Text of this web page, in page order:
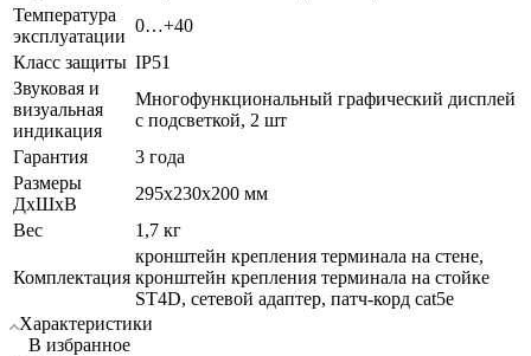
Температура
эксплуатации
0…+40
Класс защиты IP51
Звуковая и
визуальная
индикация
Многофункциональный графический дисплей
с подсветкой, 2 шт
Гарантия
3 года
Размеры
ДхШхВ
295х230х200 мм
Вес
1,7 кг
Комплектация
кронштейн крепления терминала на стене,
кронштейн крепления терминала на стойке
ST4D, сетевой адаптер, патч-корд cat5е
Характеристики
В избранное